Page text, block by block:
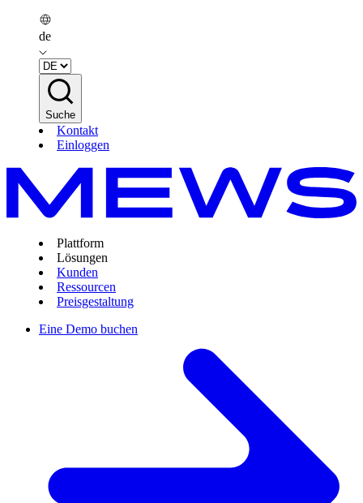
de
Suche
Kontakt
Einloggen
Plattform
Lösungen
Kunden
Ressourcen
Preisgestaltung
Eine Demo buchen